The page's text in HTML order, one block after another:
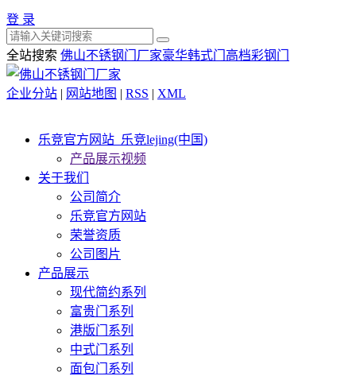
登 录
全站搜索 佛山不锈钢门厂家豪华韩式门 高档彩钢门
企业分站 | 网站地图 | RSS | XML
乐竞官方网站_乐竞lejing(中国)
产品展示视频
关于我们
公司简介
乐竞官方网站
荣誉资质
公司图片
产品展示
现代简约系列
富贵门系列
港版门系列
中式门系列
面包门系列